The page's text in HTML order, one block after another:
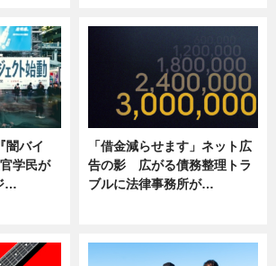
闇バイ
学民が
…
「借金減らせます」ネット広
告の影 広がる債務整理トラ
ブルに法律事務所が…